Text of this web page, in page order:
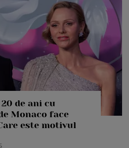
de ani cu
Monaco face
este motivul